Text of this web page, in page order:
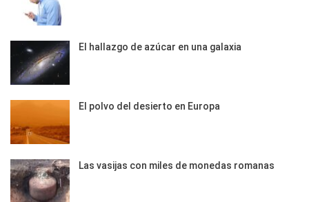
El hallazgo de azúcar en una galaxia
El polvo del desierto en Europa
Las vasijas con miles de monedas romanas